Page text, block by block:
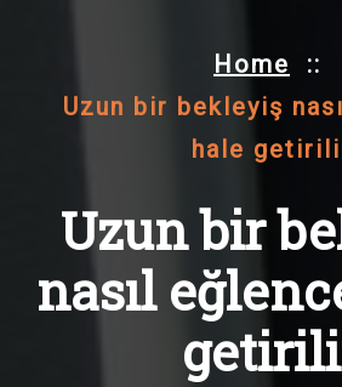
Home ::
Uzun bir bekleyiş
hale
Uzun bir
nasıl